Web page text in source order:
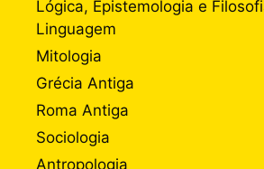
Lógica, Epistemologia e
Linguagem
Mitologia
Grécia Antiga
Roma Antiga
Sociologia
Antropologia